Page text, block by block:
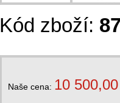
Kód zboží:
Naše cena: 10 500,00